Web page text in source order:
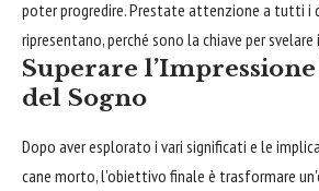
poter progredire. Prestate attenzione a tutti i
ripresentano, perché sono la chiave per svelare
Superare
del Sogno
Dopo aver esplorato i vari significati e le
cane morto, l'obiettivo finale è trasformare